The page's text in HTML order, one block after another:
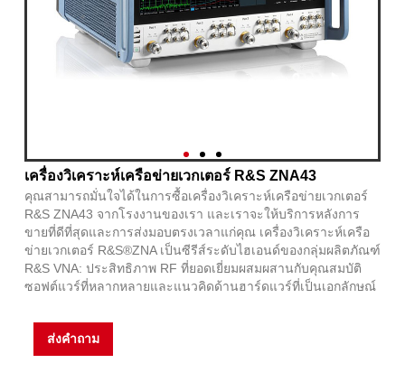
เครื่องวิเคราะห์เครือข่ายเวกเตอร์ R&S ZNA43
คุณสามารถมั่นใจได้ในการซื้อเครื่องวิเคราะห์เครือข่ายเวกเตอร์
R&S ZNA43 จากโรงงานของเรา และเราจะให้บริการหลังการ
ขายที่ดีที่สุดและการส่งมอบตรงเวลาแก่คุณ เครื่องวิเคราะห์เครือ
ข่ายเวกเตอร์ R&S®ZNA เป็นซีรีส์ระดับไฮเอนด์ของกลุ่มผลิตภัณฑ์
R&S VNA: ประสิทธิภาพ RF ที่ยอดเยี่ยมผสมผสานกับคุณสมบัติ
ซอฟต์แวร์ที่หลากหลายและแนวคิดด้านฮาร์ดแวร์ที่เป็นเอกลักษณ์
ส่งคำถาม